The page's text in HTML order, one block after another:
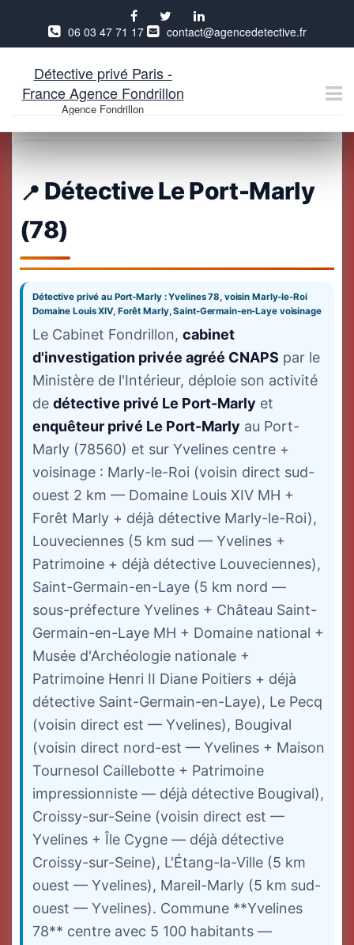
Aller
contenu
06 03 47 71 17 contact@agencedetective.fr
Détective privé Paris -
France Agence Fondrillon
Agence Fondrillon
Détective Le Port-Marly
(78)
Détective privé au Port-Marly : Yvelines 78, voisin Marly-le-Roi
Domaine Louis XIV, Forêt Marly, Saint-Germain-en-Laye voisinage
Le Cabinet Fondrillon, cabinet
d'investigation privée agréé CNAPS par le
Ministère de l'Intérieur, déploie son activité
de détective privé Le Port-Marly et
enquêteur privé Le Port-Marly au Port-
Marly (78560) et sur Yvelines centre +
voisinage : Marly-le-Roi (voisin direct sud-
ouest 2 km — Domaine Louis XIV MH +
Forêt Marly + déjà détective Marly-le-Roi),
Louveciennes (5 km sud — Yvelines +
Patrimoine + déjà détective Louveciennes),
Saint-Germain-en-Laye (5 km nord —
sous-préfecture Yvelines + Château Saint-
Germain-en-Laye MH + Domaine national +
Musée d'Archéologie nationale +
Patrimoine Henri II Diane Poitiers + déjà
détective Saint-Germain-en-Laye), Le Pecq
(voisin direct est — Yvelines), Bougival
(voisin direct nord-est — Yvelines + Maison
Tournesol Caillebotte + Patrimoine
impressionniste — déjà détective Bougival),
Croissy-sur-Seine (voisin direct est —
Yvelines + Île Cygne — déjà détective
Croissy-sur-Seine), L'Étang-la-Ville (5 km
ouest — Yvelines), Mareil-Marly (5 km sud-
ouest — Yvelines). Commune **Yvelines
78** centre avec 5 100 habitants —